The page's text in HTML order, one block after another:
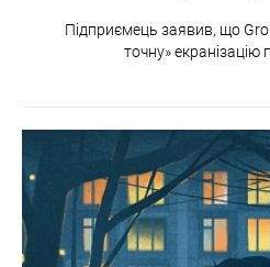
Підприємець заявив, що
точну»